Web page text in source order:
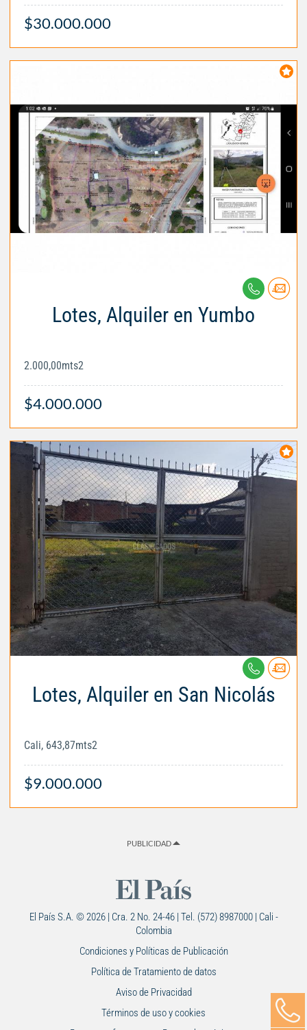
$30.000.000
Lotes, Alquiler en Yumbo
2.000,00mts2
$4.000.000
Lotes, Alquiler en San Nicolás
Cali, 643,87mts2
$9.000.000
PUBLICIDAD
El País S.A. © 2026 | Cra. 2 No. 24-46 | Tel. (572) 8987000 | Cali -
Colombia
Condiciones y Políticas de Publicación
Política de Tratamiento de datos
Aviso de Privacidad
Términos de uso y cookies